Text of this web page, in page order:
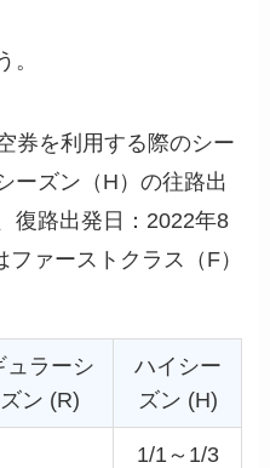
。
券を利用する際のシー
ーズン（H）の往路出
復路出発日：2022年8
ァーストクラス（F）
ュラーシ
ン (R)
ハイシー
ズン (H)
1/1～1/3